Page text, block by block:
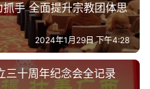
抓手 全面提升宗教团体思
2024年1月29日 下午4:28
三十周年纪念会全记录